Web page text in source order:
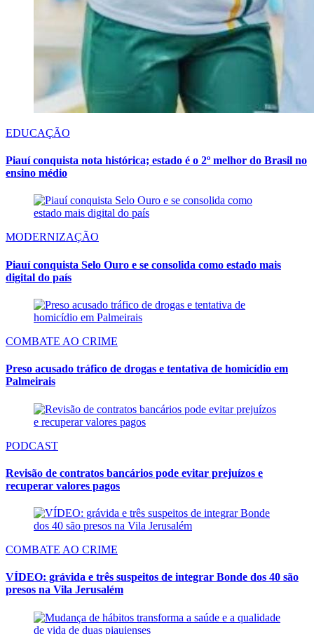
EDUCAÇÃO
Piauí conquista nota histórica; estado é o 2º melhor do Brasil no
ensino médio
MODERNIZAÇÃO
Piauí conquista Selo Ouro e se consolida como estado mais
digital do país
COMBATE AO CRIME
Preso acusado tráfico de drogas e tentativa de homicídio em
Palmeirais
PODCAST
Revisão de contratos bancários pode evitar prejuízos e
recuperar valores pagos
COMBATE AO CRIME
VÍDEO: grávida e três suspeitos de integrar Bonde dos 40 são
presos na Vila Jerusalém